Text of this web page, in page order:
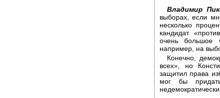
Владимир
выборах, если
несколько
кандидат
очень большое
например, на
Конечно,
всех», но
защитил права
мог бы